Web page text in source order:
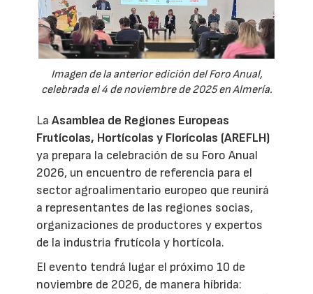
Imagen de la anterior edición del Foro Anual,
celebrada el 4 de noviembre de 2025 en Almería.
LaAsamblea de Regiones Europeas
Frutícolas, Hortícolas y Florícolas (AREFLH)
ya prepara la celebración de su Foro Anual
2026, un encuentro de referencia para el
sector agroalimentario europeo que reunirá
a representantes de las regiones socias,
organizaciones de productores y expertos
de la industria frutícola y hortícola.
El evento tendrá lugar el próximo 10 de
noviembre de 2026, de manera híbrida: